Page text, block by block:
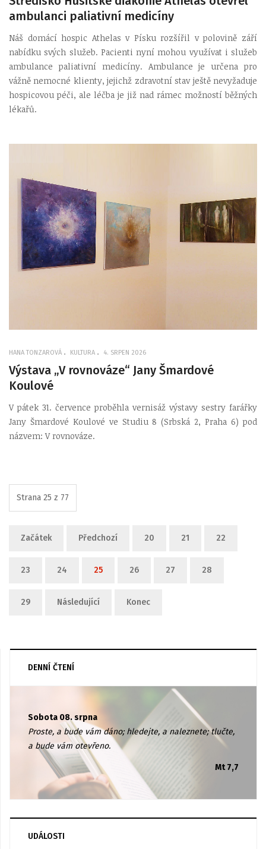
ambulanci paliativní medicíny
Náš domácí hospic Athelas v Písku rozšířil v polovině září
nabídku svých služeb. Pacienti nyní mohou využívat i služeb
ambulance paliativní medicíny. Ambulance je určena pro
vážně nemocné klienty, jejichž zdravotní stav ještě nevyžaduje
hospicovou péči, ale léčba je již nad rámec možností běžných
lékařů.
HANA TONZAROVÁ KULTURA 4. SRPEN 2026
Výstava „V rovnováze“ Jany Šmardové
Koulové
V pátek 31. července proběhla vernisáž výstavy sestry farářky
Jany Šmardové Koulové ve Studiu 8 (Srbská 2, Praha 6) pod
názvem: V rovnováze.
Strana 25 z 77
Začátek Předchozí 20 21 22
23 24 25 26 27 28
29 Následující Konec
DENNÍ ČTENÍ
Sobota 08. srpna
Proste, a bude vám dáno; hledejte, a naleznete; tlučte,
a bude vám otevřeno.
Mt 7,7
UDÁLOSTI